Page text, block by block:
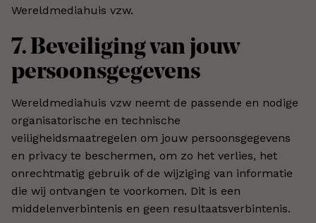
Wereldmediahuis vzw.
7. Beveiliging van jouw
persoonsgegevens
Wereldmediahuis vzw neemt de passende en nodige
organisatorische en technische
veiligheidsmaatregelen om jouw persoonsgegevens
en privacy te beschermen, om zo het verlies, het
onrechtmatig gebruik of de wijziging van informatie
die wij ontvangen te voorkomen. Dit is een
middelenverbintenis en geen resultaatsverbintenis.